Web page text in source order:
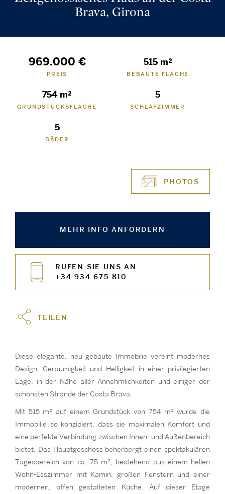
Brava, Girona
969.000 €
PREIS
515 m²
BEBAUTE FLÄCHE
754 m²
GRUNDSTÜCKSFLÄCHE
5
SCHLAFZIMMER
5
BÄDER
PHOTOS
MEHR INFO ANFORDERN
RUFEN SIE UNS AN
+34 934 675 810
TEILEN
Diese elegante, neu gebaute Immobilie vereint modernes
Design, Geräumigkeit und Helligkeit in einer privilegierten
Lage, in der Nähe aller Annehmlichkeiten und einiger der
schönsten Strände der Costa Brava.
Mit 515 m² auf einem Grundstück von 754 m² wurde die
Immobilie so konzipiert, dass sie maximalen Komfort und
eine perfekte Verbindung zwischen Innen- und Außenbereich
bietet. Das Hauptgeschoss beherbergt einen spektakulären
Tagesbereich von ca. 75 m², bestehend aus einem hellen
Wohn-Esszimmer mit Kamin, großen Fenstern und einer
modernen, offen gestalteten Küche. Auf dieser Etage